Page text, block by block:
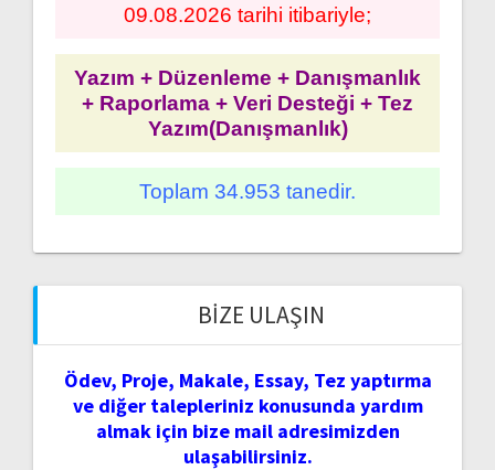
09.08.2026 tarihi itibariyle;
Yazım + Düzenleme + Danışmanlık
+ Raporlama + Veri Desteği + Tez
Yazım(Danışmanlık)
Toplam 34.953 tanedir.
BIZE ULAŞIN
Ödev, Proje, Makale, Essay, Tez yaptırma
ve diğer talepleriniz konusunda yardım
almak için bize mail adresimizden
ulaşabilirsiniz.